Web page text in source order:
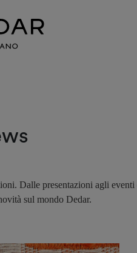
Dalle presentazioni agli eventi
sul mondo Dedar.